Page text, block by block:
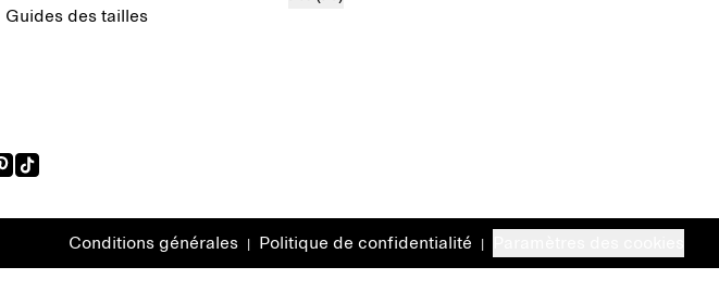
Guides des tailles
Conditions générales Politique de confidentialité